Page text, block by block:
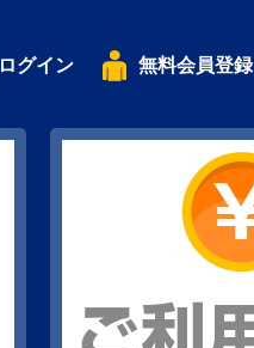
ログイン 無料会員登録